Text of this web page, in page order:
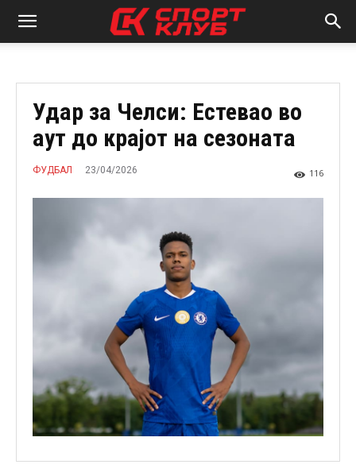
Удар за Челси: Естевао во
аут до крајот на сезоната
ФУДБАЛ 23/04/2026 116